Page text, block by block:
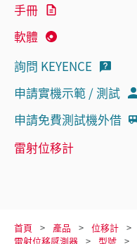
手冊
軟體
詢問 KEYENCE
申請實機示範 / 測試
申請免費測試機外借
雷射位移計
首頁 產品 位移計
雷射位移感測器
型號